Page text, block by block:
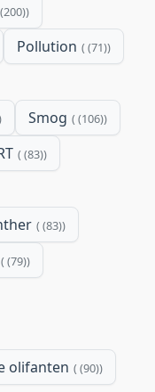
(200)
Pollution (71)
Smog (106)
(83)
(83)
(79)
olifanten (90)